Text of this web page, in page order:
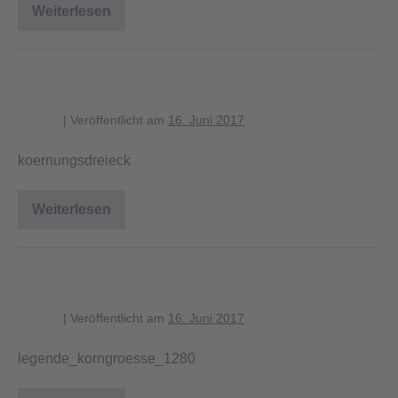
Weiterlesenkoernungssummenkurven
| Veröffentlicht am 16. Juni 2017
koernungsdreieck
Weiterlesenkoernungsdreieck
| Veröffentlicht am 16. Juni 2017
legende_korngroesse_1280